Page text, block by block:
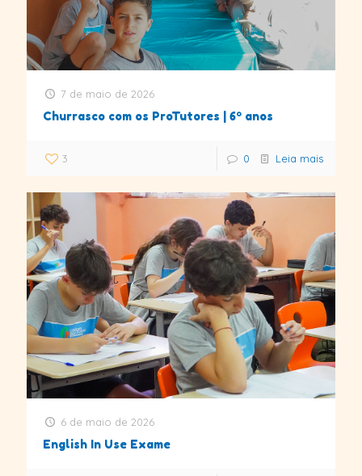
7 de maio de 2026
Churrasco com os ProTutores | 6º anos
3 0 Leia mais
6 de maio de 2026
English In Use Exame